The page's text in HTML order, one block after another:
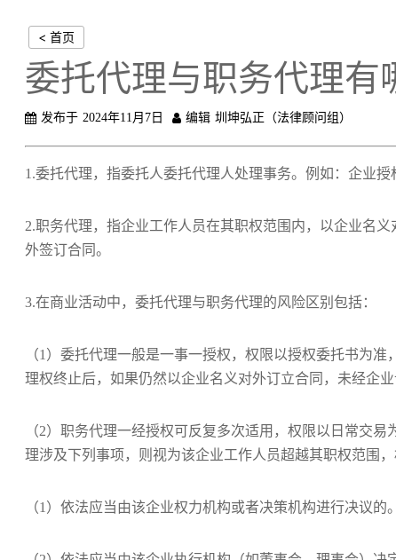
< 首页
委托代理与职务代理有
发布于 2024年11月7日 编辑 圳坤弘正（法律顾问组）
1.委托代理，指委托人委托代理人处理事务。例如：企业
2.职务代理，指企业工作人员在其职权范围内，以企业名
外签订合同。
3.在商业活动中，委托代理与职务代理的风险区别包括：
（1）委托代理一般是一事一授权，权限以授权委托书为
理权终止后，如果仍然以企业名义对外订立合同，未经企
（2）职务代理一经授权可反复多次适用，权限以日常交
理涉及下列事项，则视为该企业工作人员超越其职权范围
（1）依法应当由该企业权力机构或者决策机构进行决议的。